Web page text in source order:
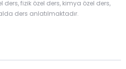
ders, fizik özel ders, kimya özel ders,
ders anlatılmaktadır.